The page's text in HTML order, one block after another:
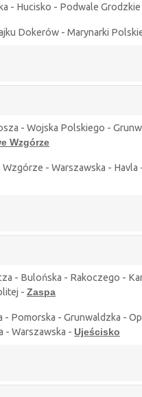
- Hucisko - Podwale
Dokerów - Marynarki
- Wojska Polskiego -
Wzgórze
- Warszawska -
- Bulońska - Rakoczego -
- Zaspa
- Pomorska - Grunwaldzka -
- Warszawska - Ujeścisko